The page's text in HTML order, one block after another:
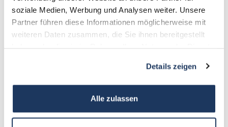
soziale Medien, Werbung und Analysen weiter. Unsere
Partner führen diese Informationen möglicherweise mit
weiteren Daten zusammen, die Sie ihnen bereitgestellt
Details zeigen
Alle zulassen
Memoriale del campo di concentramento di
Flossenbürg
information@gedenkstaette-flossenbuerg.de